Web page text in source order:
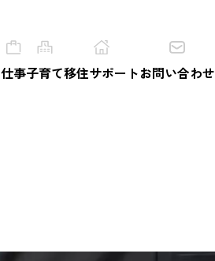
仕事子育て移住サポートお問い合わせ